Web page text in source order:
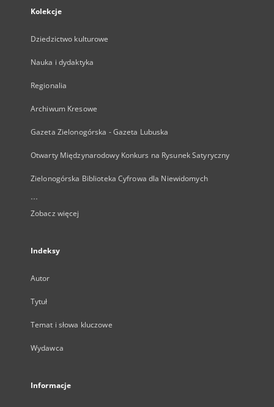
Kolekcje
Dziedzictwo kulturowe
Nauka i dydaktyka
Regionalia
Archiwum Kresowe
Gazeta Zielonogórska - Gazeta Lubuska
Otwarty Międzynarodowy Konkurs na Rysunek Satyryczny
Zielonogórska Biblioteka Cyfrowa dla Niewidomych
...
Zobacz więcej
Indeksy
Autor
Tytuł
Temat i słowa kluczowe
Wydawca
Informacje